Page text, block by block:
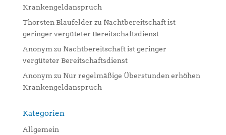
Krankengeldanspruch
Thorsten Blaufelder zu Nachtbereitschaft ist
geringer vergüteter Bereitschaftsdienst
Anonym zu Nachtbereitschaft ist geringer
vergüteter Bereitschaftsdienst
Anonym zu Nur regelmäßige Überstunden erhöhen
Krankengeldanspruch
Kategorien
Allgemein